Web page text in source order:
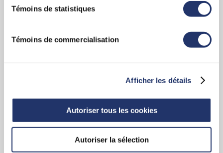
».
Témoins de statistiques
Témoins de commercialisation
Afficher les détails
Autoriser tous les cookies
Autoriser la sélection
Les avantages sont évidents